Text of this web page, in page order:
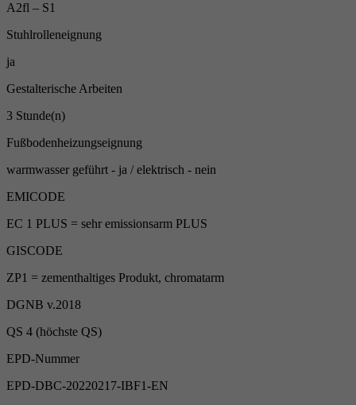
A2fl – S1
Stuhlrolleneignung
ja
Gestalterische Arbeiten
3 Stunde(n)
Fußbodenheizungseignung
warmwasser geführt - ja / elektrisch - nein
EMICODE
EC 1 PLUS = sehr emissionsarm PLUS
GISCODE
ZP1 = zementhaltiges Produkt, chromatarm
DGNB v.2018
QS 4 (höchste QS)
EPD-Nummer
EPD-DBC-20220217-IBF1-EN